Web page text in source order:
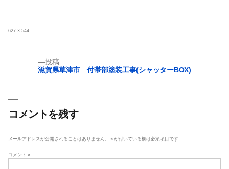
フ
627 × 544
ビ
ン
投稿:
滋賀県草津市 付帯部塗装工事(シャッターBOX)
コメントを残す
メールアドレスが公開されることはありません。 ※ が付いている欄は必須項目です
コメント ※